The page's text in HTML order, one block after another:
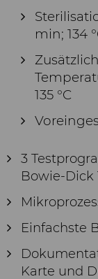
min; 134
135 °C
3
Bowie-Dick
Einfachste
Karte und